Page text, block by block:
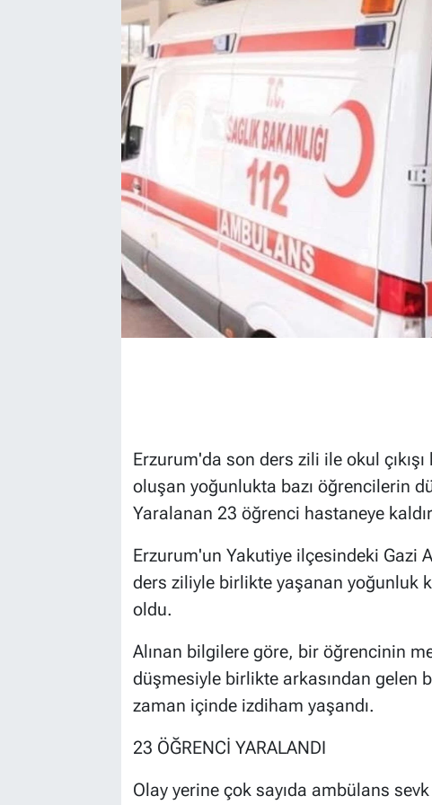
Erzurum'da son ders zili ile okul
oluşan yoğunlukta bazı öğrencilerin
Yaralanan 23 öğrenci hastaneye
Erzurum'un Yakutiye ilçesindeki Gazi
ders ziliyle birlikte yaşanan yoğunluk
oldu.
Alınan bilgilere göre, bir öğrencinin
düşmesiyle birlikte arkasından gelen
zaman içinde izdiham yaşandı.
23 ÖĞRENCİ YARALANDI
Olay yerine çok sayıda ambülans